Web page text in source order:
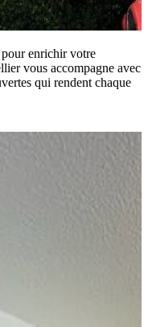
enrichir votre
vous accompagne avec
qui rendent chaque